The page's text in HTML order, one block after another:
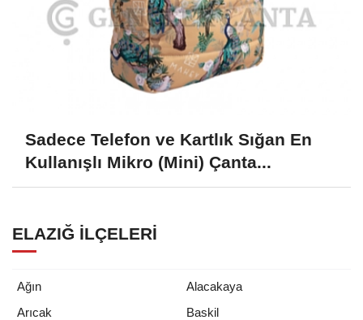
Sadece Telefon ve Kartlık Sığan En
Kullanışlı Mikro (Mini) Çanta...
ELAZIĞ İLÇELERI
Ağın
Alacakaya
Arıcak
Baskil